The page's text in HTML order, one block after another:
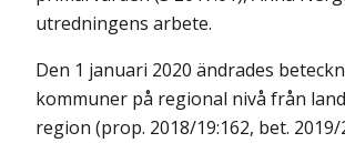
utredningens arbete.
Den 1 januari 2020 ändrades
kommuner på regional nivå från
region (prop. 2018/19:162, bet. 2019/